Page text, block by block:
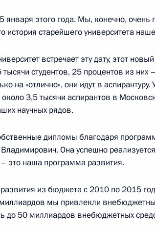
Высшей школы менеджмента
18:30
поручения Президента по созданию
деятельности студенческих
поручения Президента по
количества баллов ЕГЭ,
17:00
этого года. Мы, конечно, очень
история старейшего университета
встречает эту дату, этот
студентов, 25 процентов из них
на «отлично», они идут в
3,5 тысячи аспирантов в
научных рядов.
дипломы благодаря
Она успешно
– это наша программа развития.
из бюджета с 2010 по 2015
мы привлекли
до 50 миллиардов внебюджетных